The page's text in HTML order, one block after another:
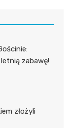
zabawę!
złożyli